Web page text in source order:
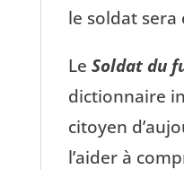
le soldat
Le Soldat du
dictionnaire
citoyen
l’aider à